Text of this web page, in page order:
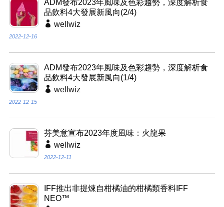
ADM發布2023年風味及色彩趨勢，深度解析食
品飲料4大發展新風向(2/4)
wellwiz
2022-12-16
ADM發布2023年風味及色彩趨勢，深度解析食
品飲料4大發展新風向(1/4)
wellwiz
2022-12-15
芬美意宣布2023年度風味：火龍果
wellwiz
2022-12-11
IFF推出非提煉自柑橘油的柑橘類香料IFF
NEO™